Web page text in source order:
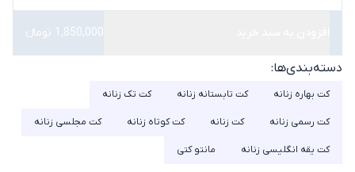
1,850,000 تومانء
دسته‌بندی‌ها:
کت بهاره زنانه کت تابستانه زنانه کت تک زنانه
کت رسمی زنانه کت زنانه کت کوتاه زنانه کت مجلسی زنانه
کت یقه انگلیسی زنانه مانتو کتی